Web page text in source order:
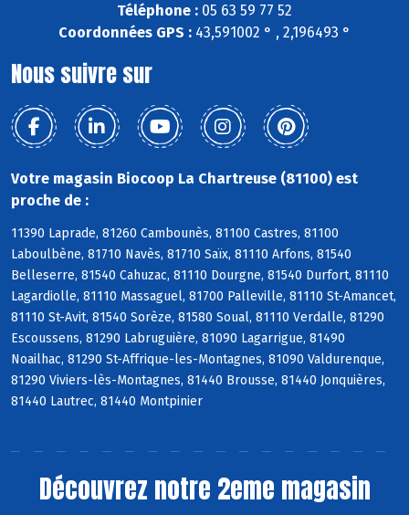
Téléphone : 05 63 59 77 52
Coordonnées GPS : 43,591002 ° , 2,196493 °
Nous suivre sur
Votre magasin Biocoop La Chartreuse (81100) est
proche de :
11390 Laprade, 81260 Cambounès, 81100 Castres, 81100
Laboulbène, 81710 Navès, 81710 Saïx, 81110 Arfons, 81540
Belleserre, 81540 Cahuzac, 81110 Dourgne, 81540 Durfort, 81110
Lagardiolle, 81110 Massaguel, 81700 Palleville, 81110 St-Amancet,
81110 St-Avit, 81540 Sorèze, 81580 Soual, 81110 Verdalle, 81290
Escoussens, 81290 Labruguière, 81090 Lagarrigue, 81490
Noailhac, 81290 St-Affrique-les-Montagnes, 81090 Valdurenque,
81290 Viviers-lès-Montagnes, 81440 Brousse, 81440 Jonquières,
81440 Lautrec, 81440 Montpinier
Découvrez notre 2eme magasin